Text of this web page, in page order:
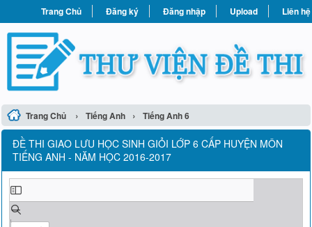
Trang Chủ Đăng ký Đăng nhập Upload Liên hệ
Trang Chủ › Tiếng Anh › Tiếng Anh 6
ĐỀ THI GIAO LƯU HỌC SINH GIỎI LỚP 6 CẤP HUYỆN MÔN
TIẾNG ANH - NĂM HỌC 2016-2017